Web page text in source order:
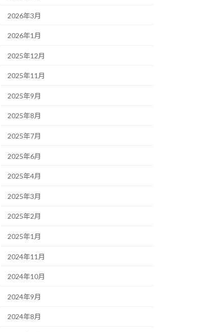
2026年3月
2026年1月
2025年12月
2025年11月
2025年9月
2025年8月
2025年7月
2025年6月
2025年4月
2025年3月
2025年2月
2025年1月
2024年11月
2024年10月
2024年9月
2024年8月